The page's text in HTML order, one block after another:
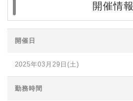
開催情報
開催日
2025年03月29日(土)
勤務時間